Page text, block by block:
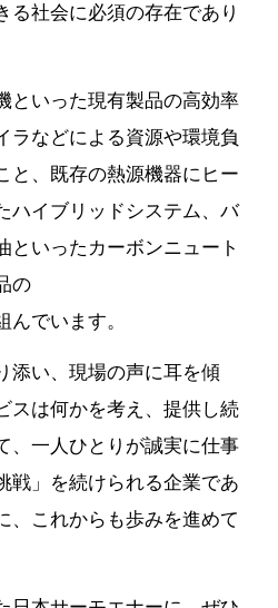
る社会に必須の存在であり
といった現有製品の高効率
ラなどによる資源や環境負
と、既存の熱源機器にヒー
ハイブリッドシステム、バ
といったカーボンニュート
の
でいます。
添い、現場の声に耳を傾
スは何かを考え、提供し続
、一人ひとりが誠実に仕事
戦」を続けられる企業であ
、これからも歩みを進めて